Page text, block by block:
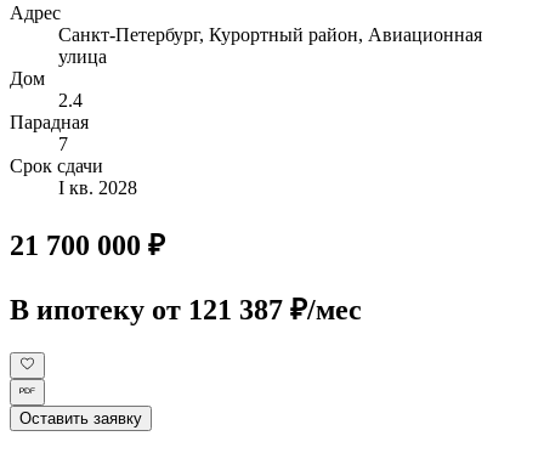
Адрес
Санкт-Петербург, Курортный район, Авиационная
улица
Дом
2.4
Парадная
7
Срок сдачи
I кв. 2028
21 700 000 ₽
В ипотеку от 121 387 ₽/мес
Оставить заявку